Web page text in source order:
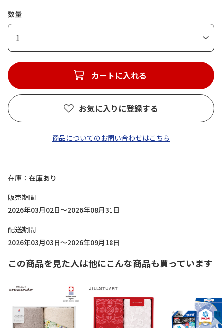
数量
1
カートに入れる
お気に入りに登録する
商品についてのお問い合わせはこちら
在庫
在庫あり
販売期間
2026年03月02日～2026年08月31日
配送期間
2026年03月03日～2026年09月18日
この商品を見た人は他にこんな商品も買っています